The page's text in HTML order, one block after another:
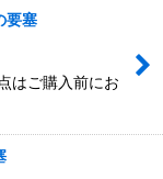
塞
はご購入前にお